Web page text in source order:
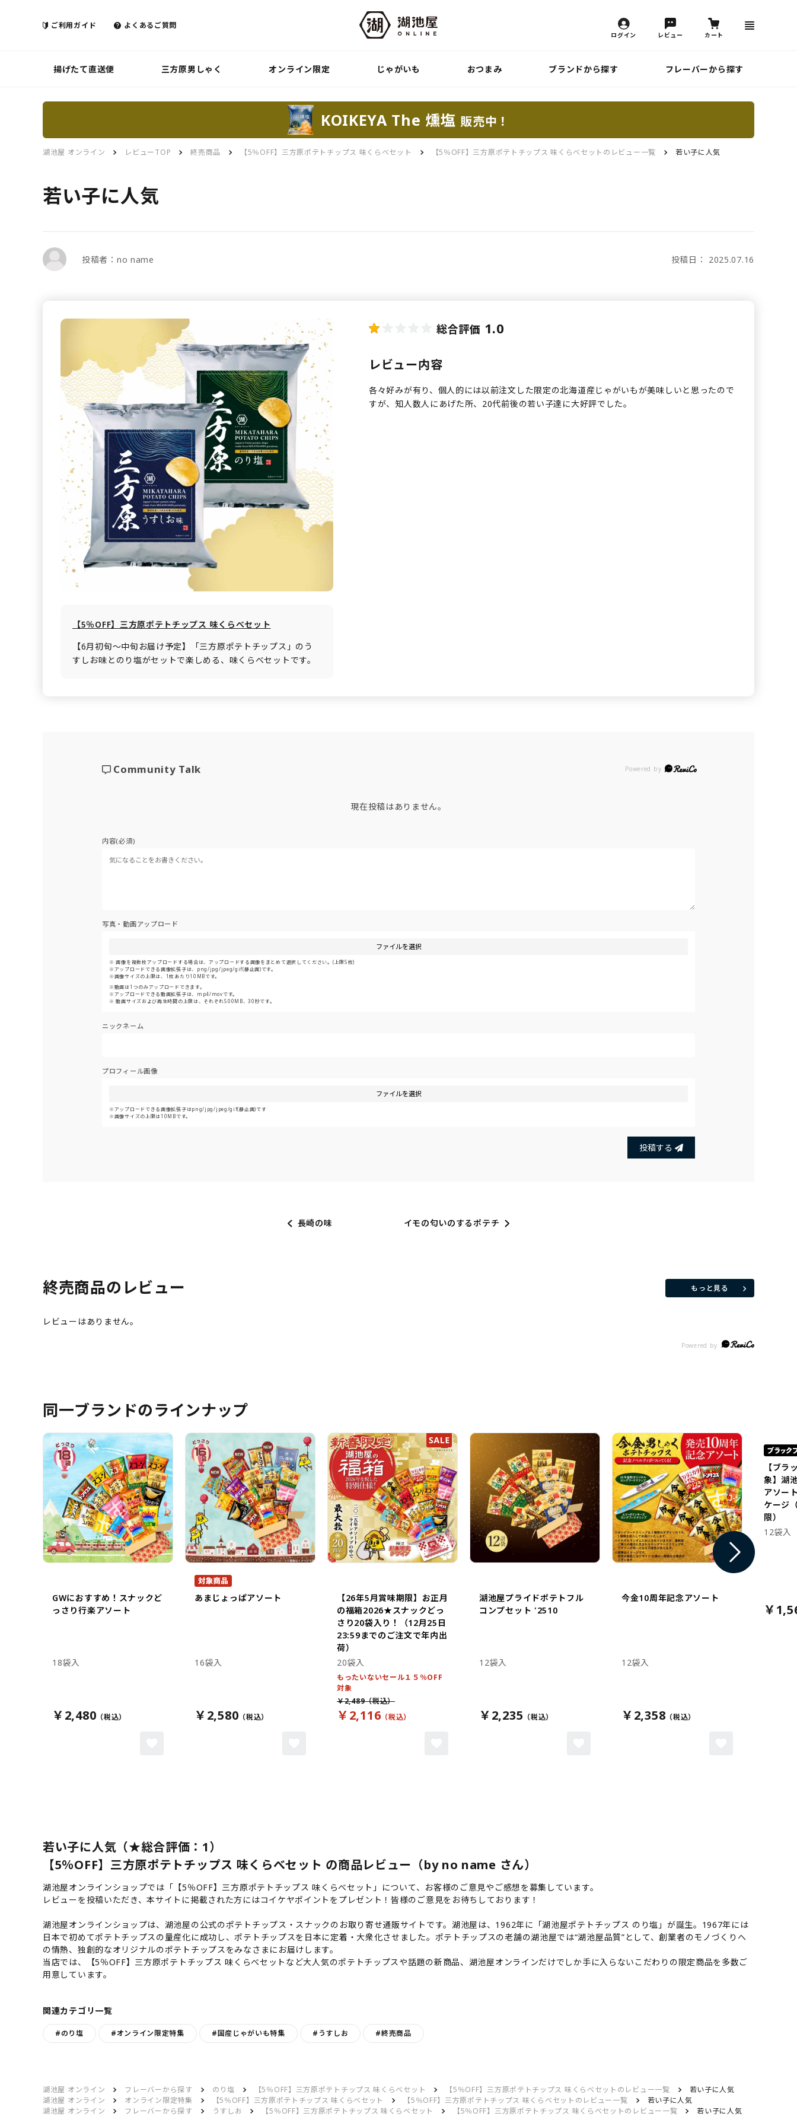
ご利用ガイド よくあるご質問
ログイン レビュー カート
揚げたて直送便 三方原男しゃく オンライン限定 じゃがいも おつまみ ブランドから探す フレーバーから探す
KOIKEYA The 燻塩 販売中！
湖池屋 オンライン レビューTOP 終売商品 【5％OFF】三方原ポテトチップス 味くらべセット 【5％OFF】三方原ポテトチップス 味くらべセットのレビュー一覧 若い子に人気
若い子に人気
投稿者：no name 投稿日： 2025.07.16
【5％OFF】三方原ポテトチップス 味くらべセット
【6月初旬～中旬お届け予定】「三方原ポテトチップス」のう
すしお味とのり塩がセットで楽しめる、味くらべセットです。
総合評価 1.0
レビュー内容
各々好みが有り、個人的には以前注文した限定の北海道産じゃがいもが美味しいと思ったので
すが、知人数人にあげた所、20代前後の若い子達に大好評でした。
Powered by
Community Talk
現在投稿はありません。
内容(必須)
写真・動画アップロード
ファイルを選択
画像を複数枚アップロードする場合は、アップロードする画像をまとめて選択してください。(上限5枚)
アップロードできる画像拡張子は、png/jpg/jpeg/gif(静止画)です。
画像サイズの上限は、1枚あたり10MBです。
動画は1つのみアップロードできます。
アップロードできる動画拡張子は、mp4/movです。
動画サイズおよび再生時間の上限は、それぞれ500MB、30秒です。
ニックネーム
プロフィール画像
ファイルを選択
アップロードできる画像拡張子はpng/jpg/jpeg/gif(静止画)です
画像サイズの上限は10MBです。
投稿する
長崎の味 イモの匂いのするポテチ
終売商品のレビュー もっと見る
同一ブランドのラインナップ
GWにおすすめ！スナックど
っさり行楽アソート
18袋入
￥2,480
あまじょっぱアソート
16袋入
￥2,580
【26年5月賞味期限】お正月
の福箱2026★スナックどっ
さり20袋入り！（12月25日
23:59までのご注文で年内出
荷）
20袋入
もったいないセール１５％OFF
対象
￥2,116
￥2,489
湖池屋プライドポテトフル
コンプセット '2510
12袋入
￥2,235
今金10周年記念アソート
12袋入
￥2,358
【ブラ
象】湖
アソー
ケージ
限）
12袋入
￥
若い子に人気（★総合評価：1）
【5％OFF】三方原ポテトチップス 味くらべセット の商品レビュー（by no name さん）
湖池屋オンラインショップでは「【5％OFF】三方原ポテトチップス 味くらべセット」について、お客様のご意見やご感想を募集しています。
レビューを投稿いただき、本サイトに掲載された方にはコイケヤポイントをプレゼント！皆様のご意見をお待ちしております！
湖池屋オンラインショップは、湖池屋の公式のポテトチップス・スナックのお取り寄せ通販サイトです。湖池屋は、1962年に「湖池屋ポテトチップス のり塩」が誕生。1967年には
日本で初めてポテトチップスの量産化に成功し、ポテトチップスを日本に定着・大衆化させました。ポテトチップスの老舗の湖池屋では“湖池屋品質”として、創業者のモノづくりへ
の情熱、独創的なオリジナルのポテトチップスをみなさまにお届けします。
当店では、【5％OFF】三方原ポテトチップス 味くらべセットなど大人気のポテトチップスや話題の新商品、湖池屋オンラインだけでしか手に入らないこだわりの限定商品を多数ご
用意しています。
関連カテゴリ一覧
#のり塩 #オンライン限定特集 #国産じゃがいも特集 #うすしお #終売商品
湖池屋 オンライン フレーバーから探す のり塩 【5％OFF】三方原ポテトチップス 味くらべセット 【5％OFF】三方原ポテトチップス 味くらべセットのレビュー一覧
若い子に人気
湖池屋 オンライン
オンライン限定特集 【5％OFF】三方原ポテトチップス 味くらべセット 【5％OFF】三方原ポテトチップス 味くらべセットのレビュー一覧
若い子に人気
湖池屋 オンライン
フレーバーから探す うすしお 【5％OFF】三方原ポテトチップス 味くらべセット 【5％OFF】三方原ポテトチップス 味くらべセットのレビュー一覧 若い子に人気